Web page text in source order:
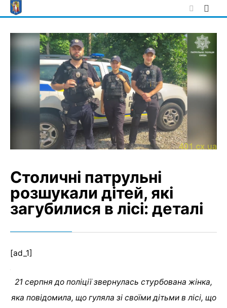
Skip
to
Столичні патрульні
розшукали дітей, які
загубилися в лісі: деталі
[ad_1]
21 серпня до поліції звернулась стурбована жінка,
яка повідомила, що гуляла зі своїми дітьми в лісі, що